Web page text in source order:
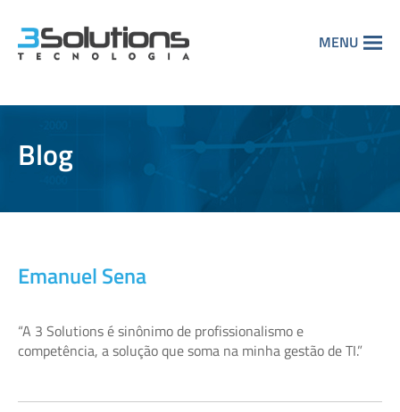
MENU
Blog
Emanuel Sena
“A 3 Solutions é sinônimo de profissionalismo e
competência, a solução que soma na minha gestão de TI.”